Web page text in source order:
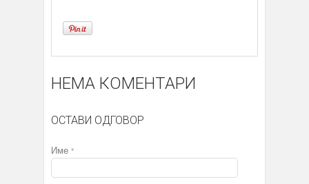
НЕМА КОМЕНТАРИ
ОСТАВИ ОДГОВОР
Име *